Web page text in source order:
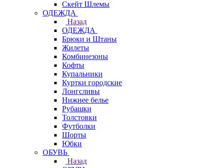
Скейт Шлемы
ОДЕЖДА
Назад
ОДЕЖДА
Брюки и Штаны
Жилеты
Комбинезоны
Кофты
Купальники
Куртки городские
Лонгсливы
Нижнее белье
Рубашки
Толстовки
Футболки
Шорты
Юбки
ОБУВЬ
Назад